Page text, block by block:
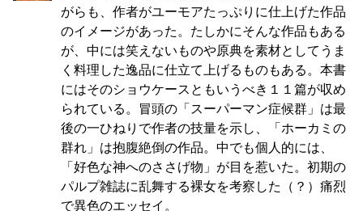
がらも、作者がユーモアたっぷりに仕上げた作品
のイメージがあった。たしかにそんな作品もある
が、中には笑えないものや原典を素材としてうま
く料理した逸品に仕立て上げるものもある。本書
にはそのショウケースともいうべき１１篇が収め
られている。冒頭の「スーパーマン症候群」は最
後の一ひねりで作者の技量を示し、「ホーカミの
群れ」は抱腹絶倒の作品。中でも個人的には、
「好色な神へのささげ物」が目を惹いた。初期の
パルプ雑誌に乱舞する裸女を考察した（？）痛烈
で異色のエッセイ。